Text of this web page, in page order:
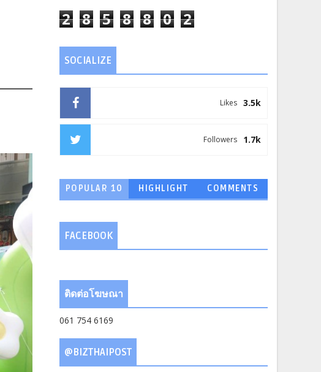
2 8 5 8 8 0 2
SOCIALIZE
3.5k
Likes
1.7k
Followers
POPULAR 10 HIGHLIGHT COMMENTS
FACEBOOK
ติดต่อโฆษณา
061 754 6169
@BIZTHAIPOST